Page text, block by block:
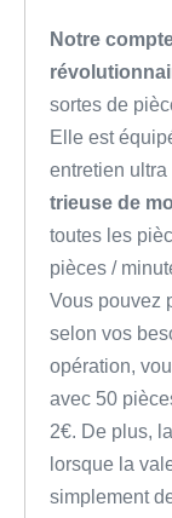
Notre
sortes de
Elle est
entretien
trieuse de
toutes les
pièces /
Vous pouvez
selon vos
opération,
avec 50
2€. De plus,
lorsque la
simplement